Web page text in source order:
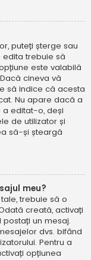
puteți șterge sau
trebuie să
este valabilă
cineva vă
să indice că acesta
Nu apare dacă a
a editat-o, deși
de utilizator și
să-și șteargă
meu?
trebuie să o
creată, activați
un mesaj.
dvs. bifând
Pentru a
opțiunea